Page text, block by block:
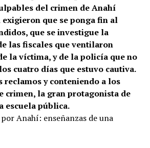
del crimen de Anahí
que se ponga fin al
que se investigue la
las fiscales que ventilaron
la víctima, y de la policía que no
cuatro días que estuvo cautiva.
reclamos y conteniendo a los
crimen, la gran protagonista de
escuela pública.